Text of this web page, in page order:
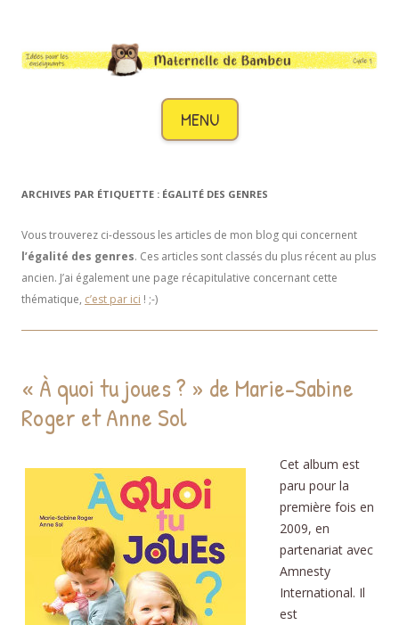
MENU
Aller au contenu
ARCHIVES PAR ÉTIQUETTE : ÉGALITÉ DES GENRES
Vous trouverez ci-dessous les articles de mon blog qui concernent
l’égalité des genres. Ces articles sont classés du plus récent au plus
ancien. J’ai également une page récapitulative concernant cette
thématique, c’est par ici ! ;-)
« À quoi tu joues ? » de Marie-Sabine
Roger et Anne Sol
Cet album est
paru pour la
première fois en
2009, en
partenariat avec
Amnesty
International. Il
est